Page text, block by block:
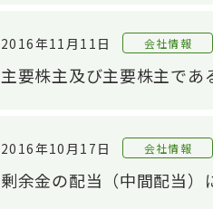
2016年11月11日 会社情報
主要株主及び主要株主で
2016年10月17日 会社情報
剰余金の配当（中間配当）